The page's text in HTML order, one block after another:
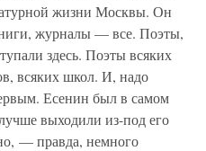
жизни Москвы. Он
журналы — все. Поэты,
здесь. Поэты всяких
всяких школ. И, надо
Есенин был в самом
выходили из-под его
— правда, немного